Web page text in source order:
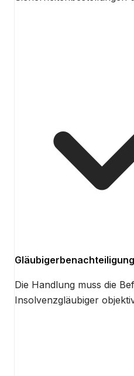
Gläubigerbenachteiligung
Die Handlung muss die
Insolvenzgläubiger